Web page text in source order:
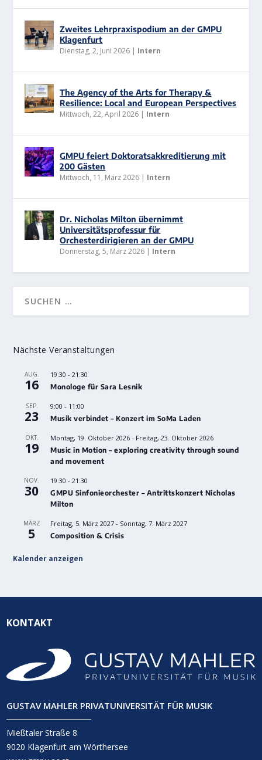
Zweites Lehrpraxispodium an der GMPU
Klagenfurt
Dienstag, 2, Juni 2026 | Intern
The Agency of the Arts for Therapy &
Resilience: Local and European Perspectives
Mittwoch, 22, April 2026 | Intern
GMPU feiert Doktoratsakkreditierung mit
200 Gästen
Mittwoch, 11, März 2026 | Intern
Dr. Nicholas Milton übernimmt
Universitätsprofessur für
Orchesterdirigieren an der GMPU
Donnerstag, 5, März 2026 | Intern
Nächste Veranstaltungen
AUG.
16
19:30 -21:30
Monologe für Sara Lesnik
SEP.
23
9:00 - 11:00
Musik verbindet – Konzert im SoMa Laden
OKT.
19
Montag, 19. Oktober 2026 - Freitag, 23. Oktober 2026
Music in Motion – exploring creativity through sound
and movement
NOV.
30
19:30 -21:30
GMPU Sinfonieorchester – Antrittskonzert Nicholas
Milton
MÄRZ
5
Freitag, 5. März 2027 - Sonntag, 7. März 2027
Composition & Crisis
Kalender anzeigen
KONTAKT
GUSTAV MAHLER PRIVATUNIVERSITÄT FÜR MUSIK
Mießtaler Straße 8
9020 Klagenfurt am Wörthersee